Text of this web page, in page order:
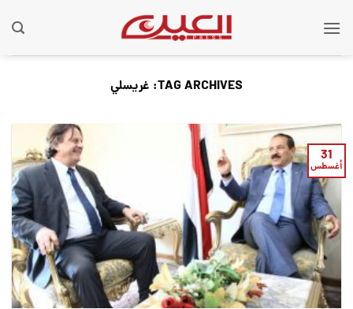
TAG ARCHIVES: غريسلي
31
أغسطس